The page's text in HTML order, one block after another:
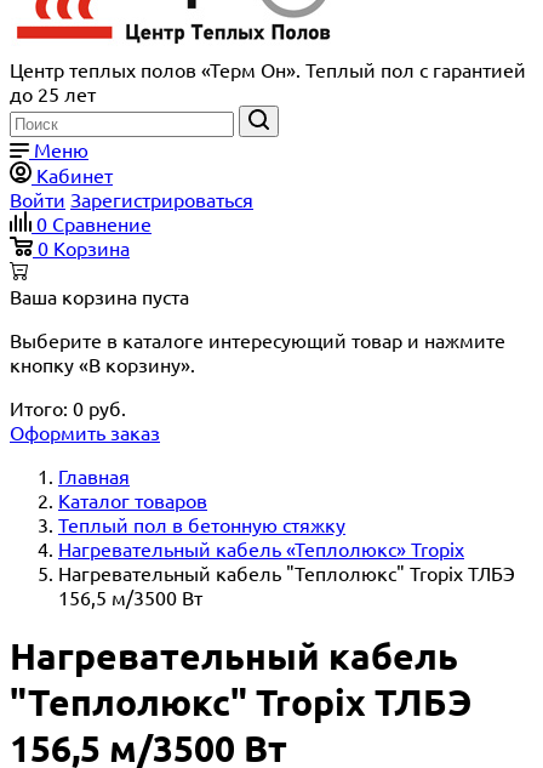
Центр теплых полов «Терм Он». Теплый пол с гарантией
до 25 лет
Меню
Кабинет
Войти Зарегистрироваться
0 Сравнение
0 Корзина
Ваша корзина пуста
Выберите в каталоге интересующий товар и нажмите
кнопку «В корзину».
Итого: 0 руб.
Оформить заказ
Главная
Каталог товаров
Теплый пол в бетонную стяжку
Нагревательный кабель «Теплолюкс» Tropix
Нагревательный кабель "Теплолюкс" Tropix ТЛБЭ
156,5 м/3500 Вт
Нагревательный кабель
"Теплолюкс" Tropix ТЛБЭ
156,5 м/3500 Вт